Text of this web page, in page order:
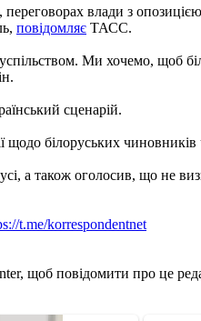
влади з
повідомляє ТАСС.
Ми хочемо, щоб
сценарій.
щодо білоруських чиновників
а також оголосив, що не
t.me/korrespondentnet
щоб повідомити про це